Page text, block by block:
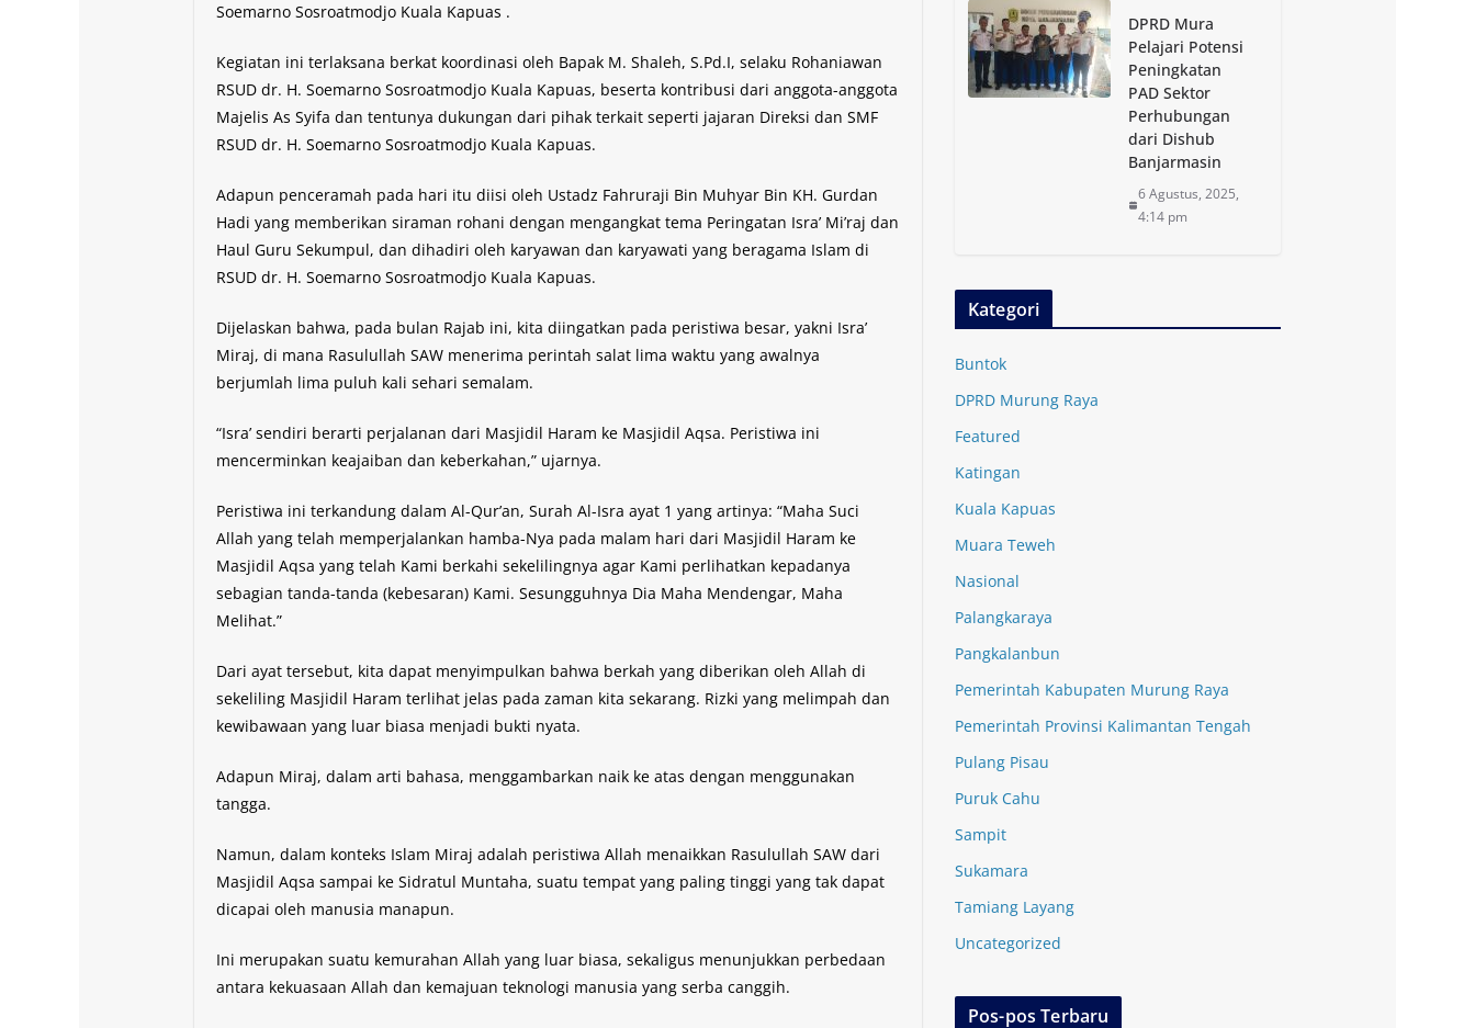
Soemarno Sosroatmodjo Kuala Kapuas .
Kegiatan ini terlaksana berkat koordinasi oleh Bapak M. Shaleh, S.Pd.I, selaku Rohaniawan
RSUD dr. H. Soemarno Sosroatmodjo Kuala Kapuas, beserta kontribusi dari anggota-anggota
Majelis As Syifa dan tentunya dukungan dari pihak terkait seperti jajaran Direksi dan SMF
RSUD dr. H. Soemarno Sosroatmodjo Kuala Kapuas.
Adapun penceramah pada hari itu diisi oleh Ustadz Fahruraji Bin Muhyar Bin KH. Gurdan
Hadi yang memberikan siraman rohani dengan mengangkat tema Peringatan Isra’ Mi’raj dan
Haul Guru Sekumpul, dan dihadiri oleh karyawan dan karyawati yang beragama Islam di
RSUD dr. H. Soemarno Sosroatmodjo Kuala Kapuas.
Dijelaskan bahwa, pada bulan Rajab ini, kita diingatkan pada peristiwa besar, yakni Isra’
Miraj, di mana Rasulullah SAW menerima perintah salat lima waktu yang awalnya
berjumlah lima puluh kali sehari semalam.
“Isra’ sendiri berarti perjalanan dari Masjidil Haram ke Masjidil Aqsa. Peristiwa ini
mencerminkan keajaiban dan keberkahan,” ujarnya.
Peristiwa ini terkandung dalam Al-Qur’an, Surah Al-Isra ayat 1 yang artinya: “Maha Suci
Allah yang telah memperjalankan hamba-Nya pada malam hari dari Masjidil Haram ke
Masjidil Aqsa yang telah Kami berkahi sekelilingnya agar Kami perlihatkan kepadanya
sebagian tanda-tanda (kebesaran) Kami. Sesungguhnya Dia Maha Mendengar, Maha
Melihat.”
Dari ayat tersebut, kita dapat menyimpulkan bahwa berkah yang diberikan oleh Allah di
sekeliling Masjidil Haram terlihat jelas pada zaman kita sekarang. Rizki yang melimpah dan
kewibawaan yang luar biasa menjadi bukti nyata.
Adapun Miraj, dalam arti bahasa, menggambarkan naik ke atas dengan menggunakan
tangga.
Namun, dalam konteks Islam Miraj adalah peristiwa Allah menaikkan Rasulullah SAW dari
Masjidil Aqsa sampai ke Sidratul Muntaha, suatu tempat yang paling tinggi yang tak dapat
dicapai oleh manusia manapun.
Ini merupakan suatu kemurahan Allah yang luar biasa, sekaligus menunjukkan perbedaan
antara kekuasaan Allah dan kemajuan teknologi manusia yang serba canggih.
DPRD Mura
Pelajari Potensi
Peningkatan
PAD Sektor
Perhubungan
dari Dishub
Banjarmasin
6 Agustus, 2025,
4:14 pm
Kategori
Buntok
DPRD Murung Raya
Featured
Katingan
Kuala Kapuas
Muara Teweh
Nasional
Palangkaraya
Pangkalanbun
Pemerintah Kabupaten Murung Raya
Pemerintah Provinsi Kalimantan Tengah
Pulang Pisau
Puruk Cahu
Sampit
Sukamara
Tamiang Layang
Uncategorized
Pos-pos Terbaru